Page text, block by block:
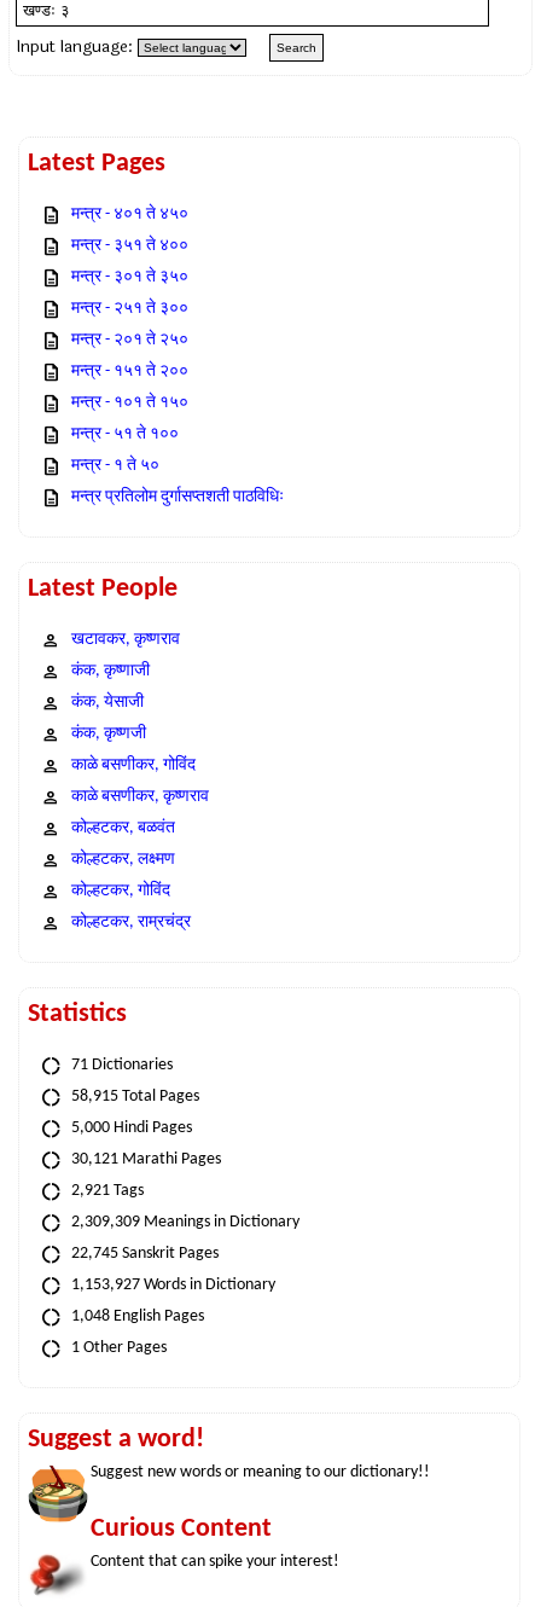
Input language:
Latest Pages
मन्त्र - ४०१ ते ४५०
मन्त्र - ३५१ ते ४००
मन्त्र - ३०१ ते ३५०
मन्त्र - २५१ ते ३००
मन्त्र - २०१ ते २५०
मन्त्र - १५१ ते २००
मन्त्र - १०१ ते १५०
मन्त्र - ५१ ते १००
मन्त्र - १ ते ५०
मन्त्र प्रतिलोम दुर्गासप्तशती पाठविधिः
Latest People
खटावकर, कृष्णराव
कंक, कृष्णाजी
कंक, येसाजी
कंक, कृष्णजी
काळे बसणीकर, गोविंद
काळे बसणीकर, कृष्णराव
कोल्हटकर, बळवंत
कोल्हटकर, लक्ष्मण
कोल्हटकर, गोविंद
कोल्हटकर, राम्रचंद्र
Statistics
71 Dictionaries
58,915 Total Pages
5,000 Hindi Pages
30,121 Marathi Pages
2,921 Tags
2,309,309 Meanings in Dictionary
22,745 Sanskrit Pages
1,153,927 Words in Dictionary
1,048 English Pages
1 Other Pages
Suggest a word!
Suggest new words or meaning to our dictionary!!
Curious Content
Content that can spike your interest!